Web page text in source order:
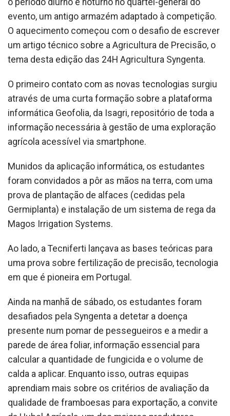
evento, um antigo armazém adaptado à competição.
O aquecimento começou com o desafio de escrever
um artigo técnico sobre a Agricultura de Precisão, o
tema desta edição das 24H Agricultura Syngenta.
O primeiro contato com as novas tecnologias surgiu
através de uma curta formação sobre a plataforma
informática Geofolia, da Isagri, repositório de toda a
informação necessária à gestão de uma exploração
agrícola acessível via smartphone.
Munidos da aplicação informática, os estudantes
foram convidados a pôr as mãos na terra, com uma
prova de plantação de alfaces (cedidas pela
Germiplanta) e instalação de um sistema de rega da
Magos Irrigation Systems.
Ao lado, a Tecniferti lançava as bases teóricas para
uma prova sobre fertilização de precisão, tecnologia
em que é pioneira em Portugal.
Ainda na manhã de sábado, os estudantes foram
desafiados pela Syngenta a detetar a doença
presente num pomar de pessegueiros e a medir a
parede de área foliar, informação essencial para
calcular a quantidade de fungicida e o volume de
calda a aplicar. Enquanto isso, outras equipas
aprendiam mais sobre os critérios de avaliação da
qualidade de framboesas para exportação, a convite